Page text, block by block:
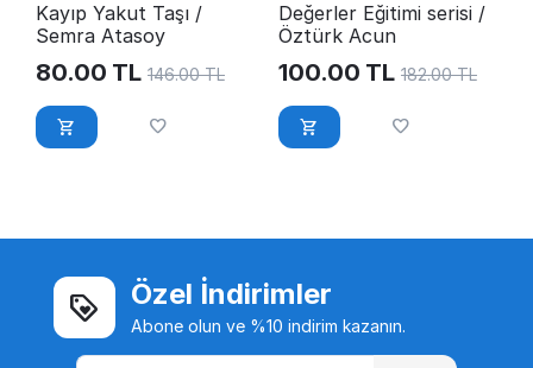
Kayıp Yakut Taşı /
Semra Atasoy
80.00 TL 146.00 TL
Değerler Eğitimi serisi /
Öztürk Acun
100.00 TL 182.00 TL
Özel İndirimler
Abone olun ve %10 indirim kazanın.